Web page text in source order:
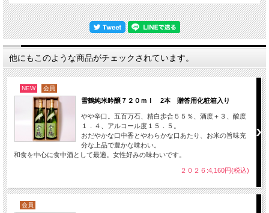
他にもこのような商品がチェックされています。
NEW 会員
雪鶴純米吟醸７２０ｍｌ 2本 贈答用化粧箱入り
やや辛口。五百万石、精白歩合５５％、酒度＋３、酸度
１．４、アルコール度１５．５。
おだやかな口中香とやわらかな口あたり、お米の旨味充
分な上品で豊かな味わい。
和食を中心に食中酒として最適。女性好みの味わいです。
２０２６:4,160円(税込)
会員